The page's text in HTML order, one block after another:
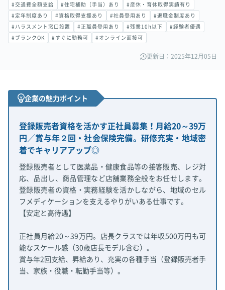
#交通費全額支給 #住宅補助（手当）あり #産休・育休取得実績有り
#定年制度あり #資格取得支援あり #社員登用あり #退職金制度あり
#ハラスメント窓口設置 #正職員登用あり #残業10h以下 #経験者優遇
#ブランクOK #すぐに勤務可 #オンライン面接可
更新日：2025年12月05日
企業の魅力ポイント
登録販売者資格を活かす正社員募集！月給20～39万
円／賞与年２回・社会保険完備。研修充実・地域密
着でキャリアアップ◎
登録販売者として医薬品・健康食品等の接客販売、レジ対
応、品出し、商品管理など店舗業務全般をお任せします。
登録販売者の資格・実務経験を活かしながら、地域のセル
フメディケーションを支えるやりがいある仕事です。
【安定と高待遇】
正社員月給20～39万円。店長クラスでは年収500万円も可
能なスケール感（30歳店長モデル含む）。
賞与年2回支給、昇給あり、充実の各種手当（登録販売者手
当、家族・役職・転勤手当等）。